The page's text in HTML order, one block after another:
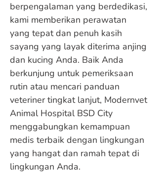
berpengalaman yang berdedikasi,
kami memberikan perawatan
yang tepat dan penuh kasih
sayang yang layak diterima anjing
dan kucing Anda. Baik Anda
berkunjung untuk pemeriksaan
rutin atau mencari panduan
veteriner tingkat lanjut, Modernvet
Animal Hospital BSD City
menggabungkan kemampuan
medis terbaik dengan lingkungan
yang hangat dan ramah tepat di
lingkungan Anda.